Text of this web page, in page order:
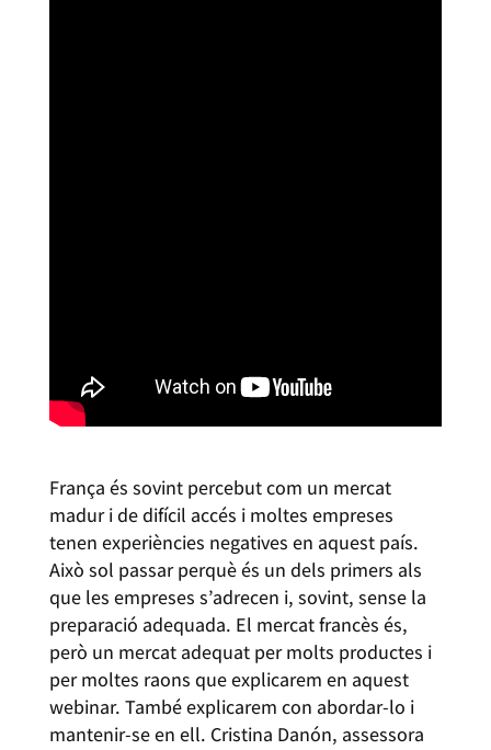
França és sovint percebut com un mercat
madur i de difícil accés i moltes empreses
tenen experiències negatives en aquest país.
Això sol passar perquè és un dels primers als
que les empreses s’adrecen i, sovint, sense la
preparació adequada. El mercat francès és,
però un mercat adequat per molts productes i
per moltes raons que explicarem en aquest
webinar. També explicarem con abordar-lo i
mantenir-se en ell. Cristina Danón, assessora